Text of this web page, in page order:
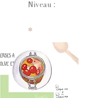
Niveau :
*